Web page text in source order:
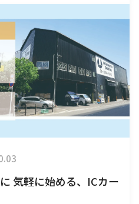
気軽に始める、ICカー